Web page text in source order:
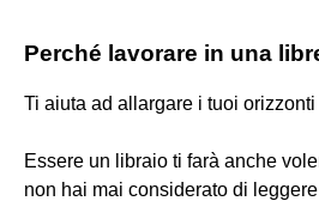
Perché lavorare in una
Ti aiuta ad allargare i tuoi orizzonti
Essere un libraio ti farà anche
non hai mai considerato di